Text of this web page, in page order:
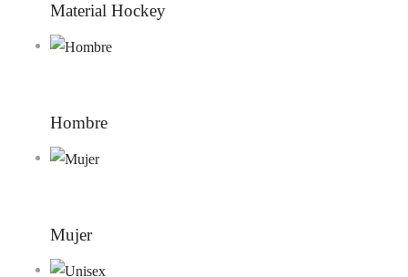
Material Hockey
Hombre
Mujer